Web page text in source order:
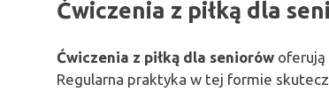
Ćwiczenia z piłką dla
Ćwiczenia z piłką dla seniorów oferują
Regularna praktyka w tej formie